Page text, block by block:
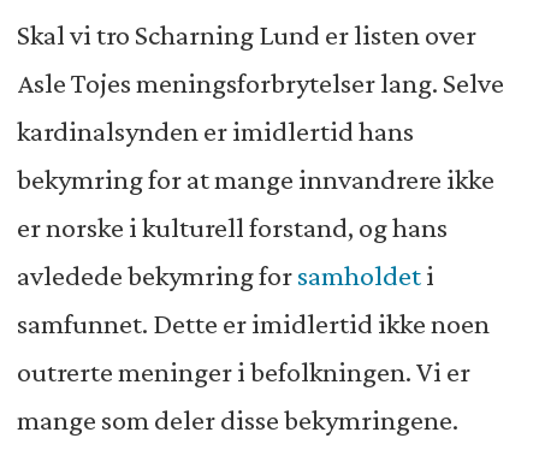
Skal vi tro Scharning Lund er listen over
Asle Tojes meningsforbrytelser lang. Selve
kardinalsynden er imidlertid hans
bekymring for at mange innvandrere ikke
er norske i kulturell forstand, og hans
avledede bekymring forsamholdeti
samfunnet. Dette er imidlertid ikke noen
outrerte meninger i befolkningen. Vi er
mange som deler disse bekymringene.